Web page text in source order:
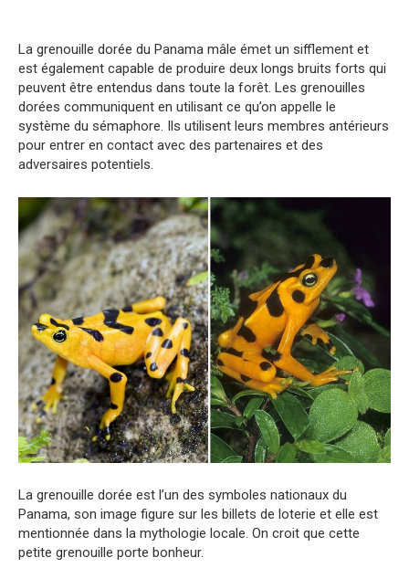
La grenouille dorée du Panama mâle émet un sifflement et
est également capable de produire deux longs bruits forts qui
peuvent être entendus dans toute la forêt. Les grenouilles
dorées communiquent en utilisant ce qu’on appelle le
système du sémaphore. Ils utilisent leurs membres antérieurs
pour entrer en contact avec des partenaires et des
adversaires potentiels.
La grenouille dorée est l’un des symboles nationaux du
Panama, son image figure sur les billets de loterie et elle est
mentionnée dans la mythologie locale. On croit que cette
petite grenouille porte bonheur.